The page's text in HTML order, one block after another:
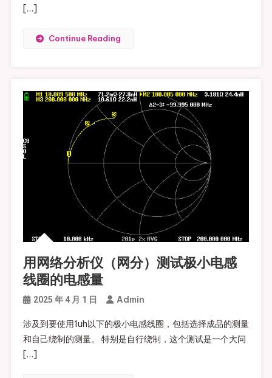
[…]
Continue Reading
用网络分析仪（网分）测试极小电感
线圈的电感量
2025 年 4 月 1 日 Admin
涉及到要使用1uh以下的极小电感线圈，包括选择成品的测量
和自己绕制的测量。 特别是自行绕制，这个测试是一个大问
[…]